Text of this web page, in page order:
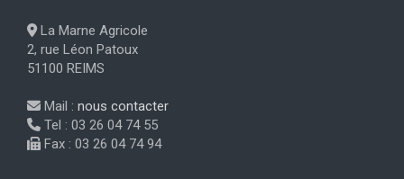
La Marne Agricole
2, rue Léon Patoux
51100 REIMS
Mail : nous contacter
Tel : 03 26 04 74 55
Fax : 03 26 04 74 94